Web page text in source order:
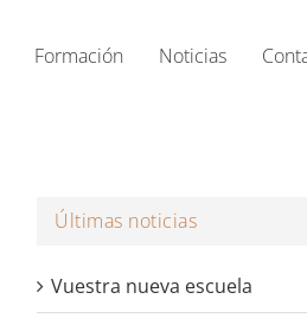
Formación Noticias
Últimas noticias
Vuestra nueva escuela